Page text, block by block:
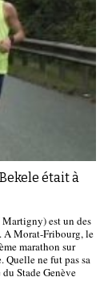
était à
est un des
A Morat-Fribourg, le
marathon sur
Quelle ne fut pas sa
Stade Genève